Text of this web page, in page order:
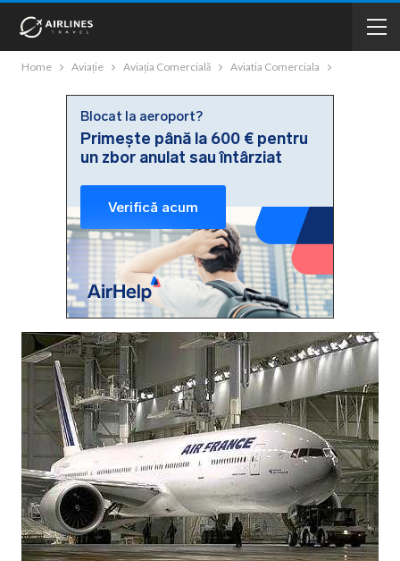
Home Aviație Aviația Comercială Aviatia Comerciala